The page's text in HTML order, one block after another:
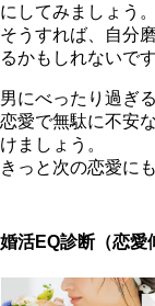
にしてみましょう。
そうすれば、自分
るかもしれないです
男にべったり過ぎ
恋愛で無駄に不安
けましょう。
きっと次の恋愛に
婚活EQ診断（恋愛